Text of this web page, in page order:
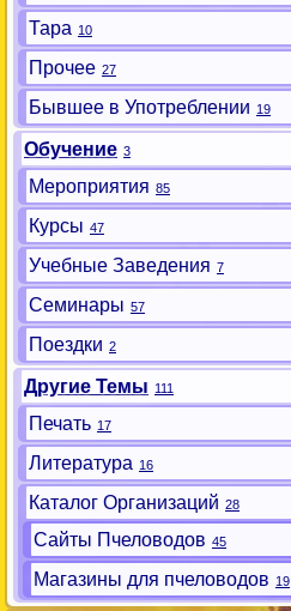
Тара 10
Прочее 27
Бывшее в Употреблении 19
Обучение 3
Мероприятия 85
Курсы 47
Учебные Заведения 7
Семинары 57
Поездки 2
Другие Темы 111
Печать 17
Литература 16
Каталог Организаций 28
Сайты Пчеловодов 45
Магазины для пчеловодов 19